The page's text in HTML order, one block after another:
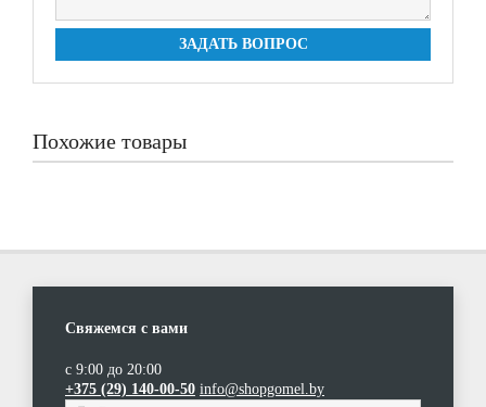
ЗАДАТЬ ВОПРОС
Похожие товары
Пылесос Daewoo RC-2200BA
Пылесос Daewoo RC-2200GA
Пылесос Daewoo RC-2200RA
Пылесос Karcher DDC 50
Свяжемся с вами
с 9:00 до 20:00
+375 (29) 140-00-50 info@shopgomel.by